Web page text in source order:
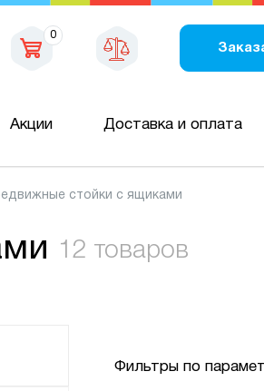
0
Акции Доставка и оплата
стойки с ящиками
12 товаров
Фильтры по